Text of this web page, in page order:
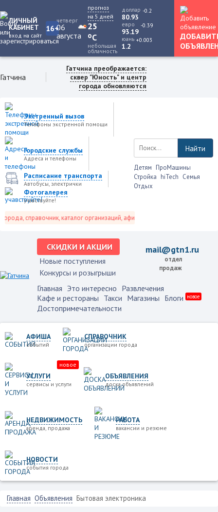
ЛИЧНЫЙ
КАБИНЕТ
вход на сайт
16+
четверг
06
августа
прогноз
на 5 дней
25
oC
небольшая
облачность
доллар
80.93
-0.2
евро
93.19
-0.39
юань
1.2
+0.003
Гатчина
Гатчина преображается:
сквер "Юность" и центр
города обновляются
Экстренный вызов
Телефоны экстренной помощи
Городские службы
Адреса и телефоны
Расписание транспорта
Автобусы, электрички
Фотогалерея
учавствуйте!
справочник, каталог организаций, афиша событий и не только это.
Найти
Детям ПроМашины
Стройка hiTech Семья
Отдых
СКИДКИ И АКЦИИ
Новые поступления
Конкурсы и розыгрыши
mail@gtn1.ru
отдел
продаж
Главная Это интересно Развлечения
Кафе и рестораны Такси Магазины Блоги новое
Достопримечательности
АФИША
событий
СПРАВОЧНИК
организации города
УСЛУГИ
сервисы и услуги
новое
ОБЪЯВЛЕНИЯ
доска объявлений
НЕДВИЖИМОСТЬ
аренда, продажа
РАБОТА
вакансии и резюме
НОВОСТИ
события города
Главная Объявления Бытовая электроника